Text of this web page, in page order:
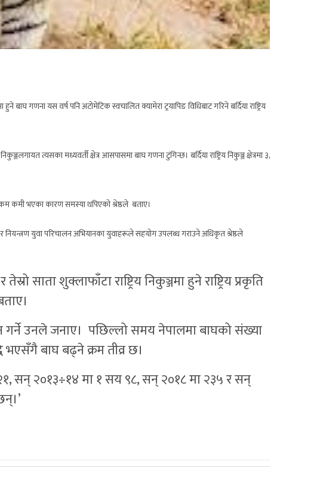
गणना यस वर्ष पनि अटोमेटिक स्वचालित क्यामेरा ट्रयापिङ विधिबाट गरिने बर्दिया राष्ट्रिय
त्यसका मध्यवर्ती क्षेत्र आसपासमा बाघ गणना टुंगिन्छ। बर्दिया राष्ट्रिय निकुञ्ज क्षेत्रमा ३,
कमी भएका कारण समस्या थपिएको श्रेष्ठले बताए।
युवा परिचालन अभियानका युवाहरूले सहयोग उपलब्ध गराउने अधिकृत श्रेष्ठले
साता शुक्लाफाँटा राष्ट्रिय निकुञ्जमा हुने राष्ट्रिय प्रकृति
गर्ने उनले जनाए। पछिल्लो समय नेपालमा बाघको संख्या
भएसँगै बाघ बढ्ने क्रम तीव्र छ।
सन् २०१३÷१४ मा १ सय ९८, सन् २०१८ मा २३५ र सन्